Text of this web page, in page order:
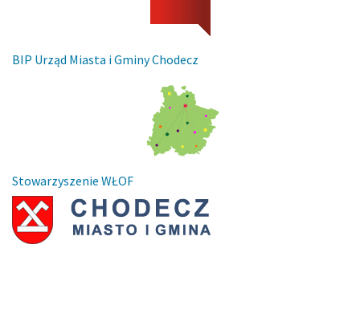
BIP Urząd Miasta i Gminy Chodecz
Stowarzyszenie WŁOF